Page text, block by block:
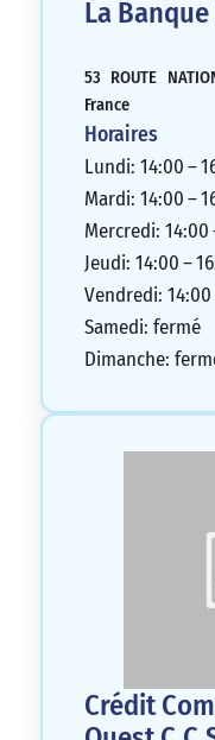
La
53 ROUTE
France
Horaires
Lundi: 14:00 –
Mardi: 14:00 –
Mercredi: 14:00
Jeudi: 14:00 –
Vendredi: 14:00
Samedi: fermé
Dimanche:
Crédit